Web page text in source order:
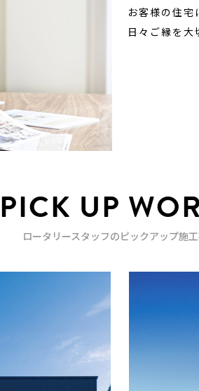
お客様の住
日々ご縁を大
PICK UP
ロータリースタッフのピックアップ施